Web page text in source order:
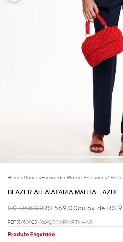
Home/ Roupas Femininas/ Blazers E Casacos/
BLAZER ALFAIATARIA MALHA - AZUL
R$ 1.138,00R$ 569,00ou 6x de R$
REF.51.01.0025-066
COMPARTILHAR
Produto Esgotado